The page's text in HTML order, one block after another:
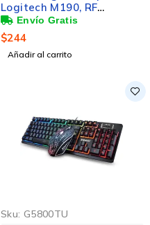
Logitech M190, RF
Inalámbrico, 1000DPI, Gris
$244
Añadir al carrito
Sku: G5800TU